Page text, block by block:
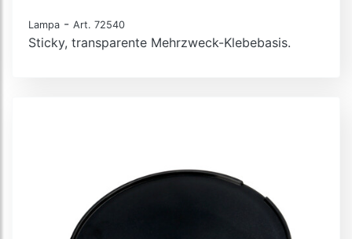
Lampa - Art. 72540
Sticky, transparente Mehrzweck-Klebebasis.